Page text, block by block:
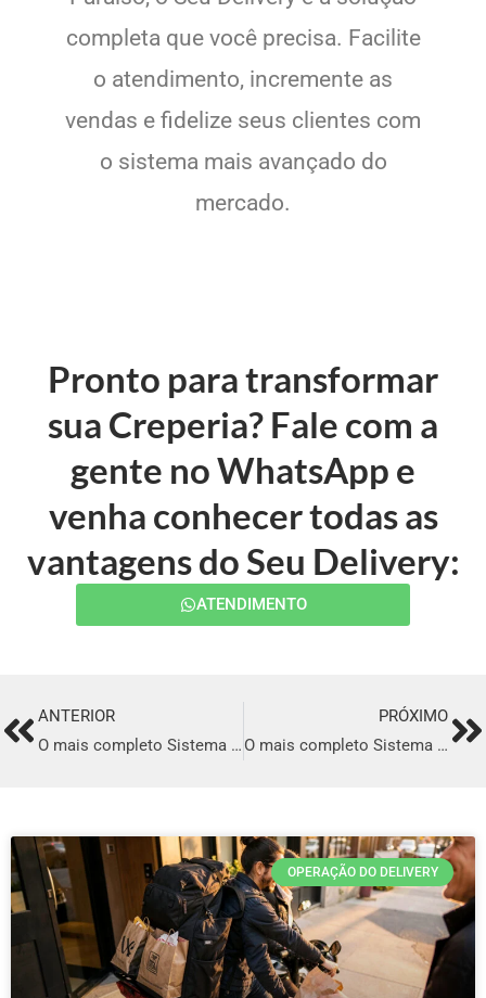
completa que você precisa. Facilite
o atendimento, incremente as
vendas e fidelize seus clientes com
o sistema mais avançado do
mercado.
Pronto para transformar
sua Creperia? Fale com a
gente no WhatsApp e
venha conhecer todas as
vantagens do Seu Delivery:
ATENDIMENTO
PrevANTERIOR
O mais completo Sistema para Delivery de Creperia em Formiga
PRÓXIMO
O mais completo Sistema para Delivery de Creperia em Casa Nova
OPERAÇÃO DO DELIVERY